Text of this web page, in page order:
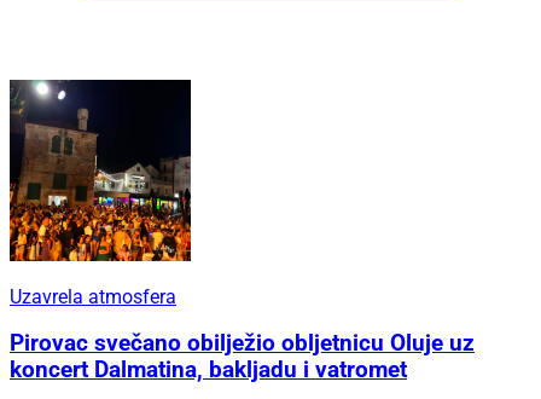
Uzavrela atmosfera
Pirovac svečano obilježio obljetnicu Oluje uz
koncert Dalmatina, bakljadu i vatromet